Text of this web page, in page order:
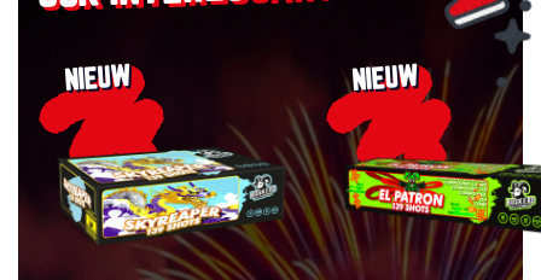
NIEUW NIEUW